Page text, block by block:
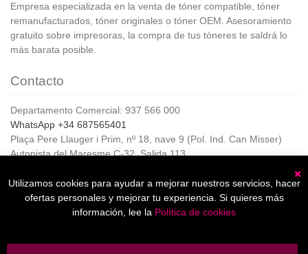
Empresa especializada en la venta de tóner compatible, tóner
remanufacturados, tóner originales o tóner OEM. Asesoramiento
gratuito sobre impresoras, la compra de tus tóneres te saldrá lo
más barata posible.
Contacto
Departamento Comercial: 937 566 000
WhatsApp +34 687565401
Plaça Pere Llauger i Prim, nº 18, nave 9 (Pol. Ind. Can Misser)
Autopista del Maresme C-32, Salida 113
Horario de Atención al cliente:
De lunes a jueves de 8:00 a 17:00,
Viernes de 8:00 a 15:00
Utilizamos cookies para ayudar a mejorar nuestros servicios, hacer
ofertas personales y mejorar tu experiencia. Si quieres más
información, lee la Política de cookies